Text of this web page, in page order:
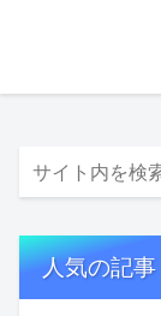
人気の記事